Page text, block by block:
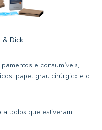
& Dick
e consumíveis,
papel grau cirúrgico e o
a todos que estiveram